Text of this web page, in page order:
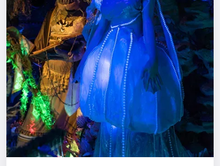
Города
Площадки
Артисты
Рейтинги